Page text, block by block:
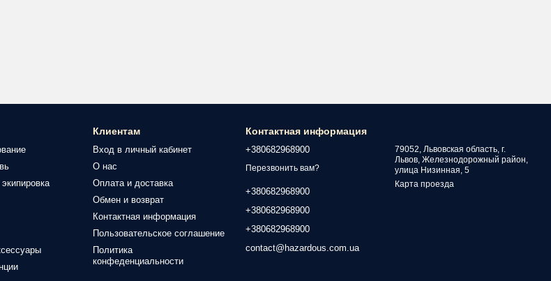
Клиентам
Вход в личный кабинет
О нас
Оплата и доставка
Обмен и возврат
Контактная информация
Пользовательское соглашение
Политика
конфеденциальности
Контактная информация
+380682968900
Перезвонить вам?
+380682968900
+380682968900
+380682968900
contact@hazardous.com.ua
79052, Львовская область, г.
Львов, Железнодорожный район,
улица Низинная, 5
Карта проезда